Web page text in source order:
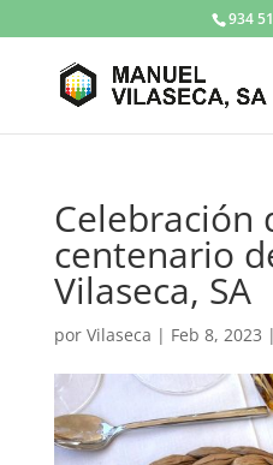
934
Celebración
centenario
Vilaseca, SA
por Vilaseca | Feb 8, 2023 |